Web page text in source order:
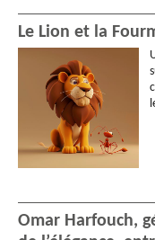
Le Lion et la
Omar Harfouch,